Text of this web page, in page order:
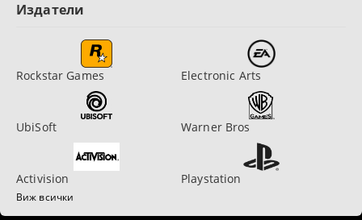
Издатели
Rockstar Games Electronic Arts
UbiSoft Warner Bros
Activision Playstation
Виж всички